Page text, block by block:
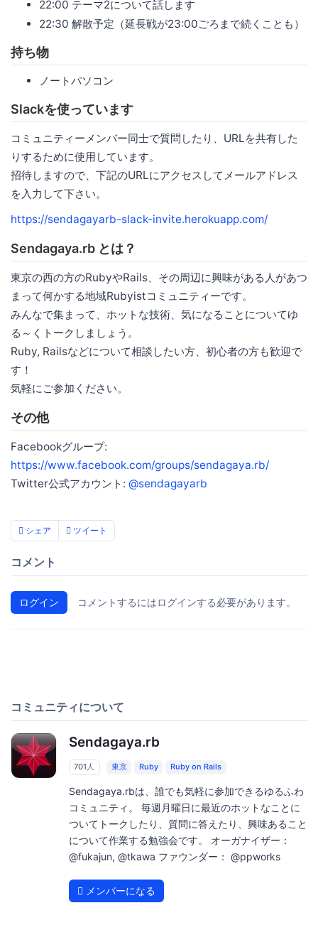
22:00 テーマ2について話します
22:30 解散予定（延長戦が23:00ごろまで続くことも）
持ち物
ノートパソコン
Slackを使っています
コミュニティーメンバー同士で質問したり、URLを共有した
りするために使用しています。
招待しますので、下記のURLにアクセスしてメールアドレス
を入力して下さい。
https://sendagayarb-slack-invite.herokuapp.com/
Sendagaya.rb とは？
東京の西の方のRubyやRails、その周辺に興味がある人があつ
まって何かする地域Rubyistコミュニティーです。
みんなで集まって、ホットな技術、気になることについてゆ
る～くトークしましょう。
Ruby, Railsなどについて相談したい方、初心者の方も歓迎で
す！
気軽にご参加ください。
その他
Facebookグループ:
https://www.facebook.com/groups/sendagaya.rb/
Twitter公式アカウント: @sendagayarb
シェア ツイート
コメント
ログイン コメントするにはログインする必要があります。
コミュニティについて
Sendagaya.rb
701人 東京 Ruby Ruby on Rails
Sendagaya.rbは、誰でも気軽に参加できるゆるふわ
コミュニティ。 毎週月曜日に最近のホットなことに
ついてトークしたり、質問に答えたり、興味あること
について作業する勉強会です。 オーガナイザー：
@fukajun, @tkawa ファウンダー： @ppworks
メンバーになる